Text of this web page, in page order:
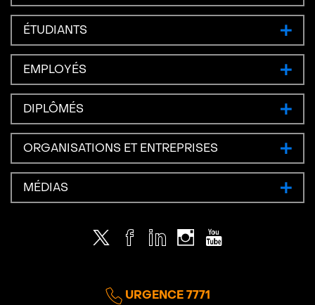
ÉTUDIANTS
EMPLOYÉS
DIPLÔMÉS
ORGANISATIONS ET ENTREPRISES
MÉDIAS
Twitter Facebook
LinkedInInstagramYoutube
URGENCE 7771